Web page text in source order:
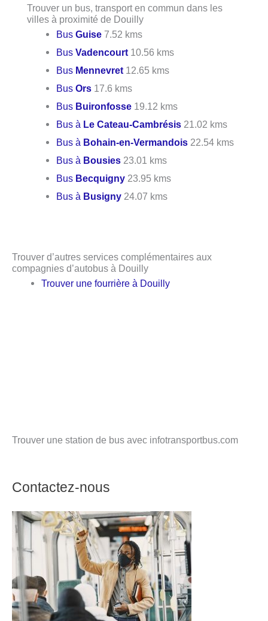
Trouver un bus, transport en commun dans les
villes à proximité de Douilly
BusGuise 7.52 kms
BusVadencourt 10.56 kms
Bus Mennevret 12.65 kms
BusOrs 17.6 kms
Bus Buironfosse 19.12 kms
Bus à Le Cateau-Cambrésis 21.02 kms
Bus à Bohain-en-Vermandois 22.54 kms
Bus à Bousies 23.01 kms
Bus Becquigny 23.95 kms
Bus à Busigny 24.07 kms
Trouver d’autres services complémentaires aux
compagnies d’autobus à Douilly
Trouver une fourrière à Douilly
Trouver une station de bus avec infotransportbus.com
Contactez-nous